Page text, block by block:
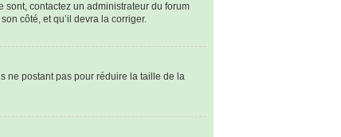
sont, contactez un administrateur du forum
côté, et qu’il devra la corriger.
ne postant pas pour réduire la taille de la